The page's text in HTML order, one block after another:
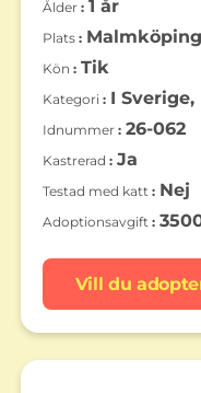
Ålder 1 år
Plats Malmköping
Kön Tik
Kategori I
Idnummer 26-062
Kastrerad Ja
Testad med katt Nej
Adoptionsavgift
Vill du